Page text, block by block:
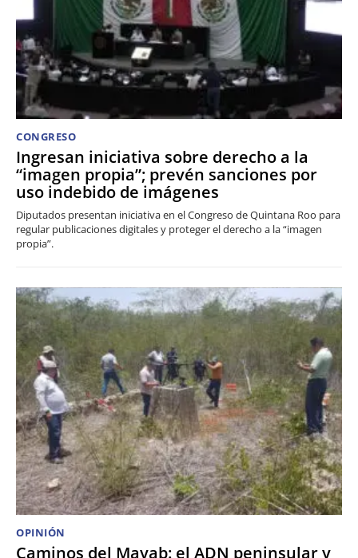
CONGRESO
Ingresan iniciativa sobre derecho a la
“imagen propia”; prevén sanciones por
uso indebido de imágenes
Diputados presentan iniciativa en el Congreso de Quintana Roo para
regular publicaciones digitales y proteger el derecho a la “imagen
propia”.
OPINIÓN
Caminos del Mayab: el ADN peninsular y